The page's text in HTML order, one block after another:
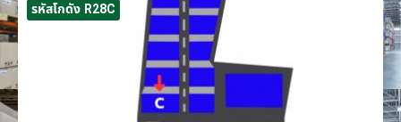
รหัสโกดัง R28C